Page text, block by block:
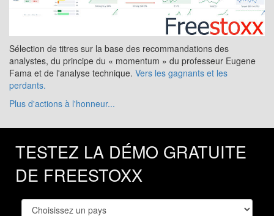
Sélection de titres sur la base des recommandations des
analystes, du principe du « momentum » du professeur Eugene
Fama et de l'analyse technique. Vers les gagnants et les
perdants.
Plus d'actions à l'honneur...
TESTEZ LA DÉMO GRATUITE
DE FREESTOXX